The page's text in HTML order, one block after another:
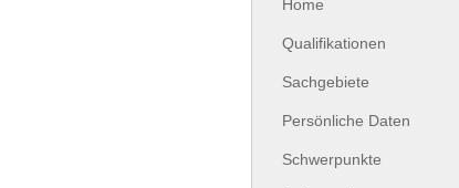
Home
Qualifikationen
Sachgebiete
Persönliche Daten
Schwerpunkte